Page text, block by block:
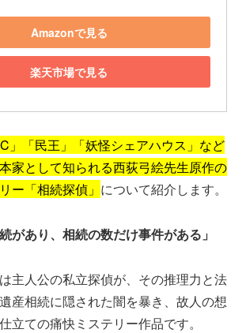
Amazonで見る
楽天市場で見る
」「民王」「妖怪シェアハウス」など
家として知られる西荻弓絵先生原作の
ー「相続探偵」 について紹介します。
があり、相続の数だけ事件がある」
主人公の私立探偵が、その推理力と法
産相続に隠された闇を暴き、故人の想
立ての痛快ミステリー作品です。